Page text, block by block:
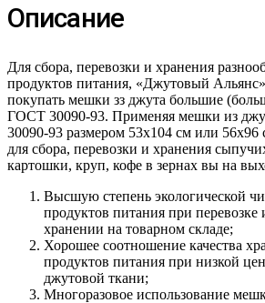
Описание
Для сбора, перевозки и хранения
продуктов питания, «Джутовый
покупать мешки зз джута большие
ГОСТ 30090-93. Применяя мешки из
30090-93 размером 53х104 см или 56х96
для сбора, перевозки и хранения
картошки, круп, кофе в зернах вы на
Высшую степень экологической
продуктов питания при
хранении на товарном складе;
Хорошее соотношение качества
продуктов питания при низкой
джутовой ткани;
Многоразовое использование